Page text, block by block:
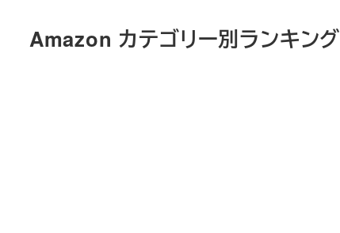
Amazon カテゴリー別ランキング